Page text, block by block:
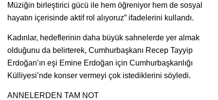
Müziğin birleştirici gücü ile hem öğreniyor hem de sosyal
hayatın içerisinde aktif rol alıyoruz” ifadelerini kullandı.
Kadınlar, hedeflerinin daha büyük sahnelerde yer almak
olduğunu da belirterek, Cumhurbaşkanı Recep Tayyip
Erdoğan’ın eşi Emine Erdoğan için Cumhurbaşkanlığı
Külliyesi’nde konser vermeyi çok istediklerini söyledi.
ANNELERDEN TAM NOT